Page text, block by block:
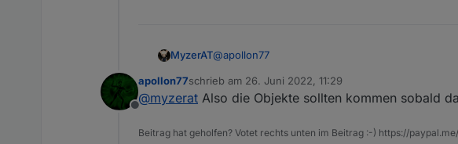
MyzerAT@apollon77
das Problem, war das in den Objekten beim
Offline
apollon77schrieb am 26. Juni 2022, 11:29
zuletzt editiert von
@myzerat Also die Objekte sollten kommen sobald
Beitrag hat geholfen? Votet rechts unten im Beitrag :-) https://